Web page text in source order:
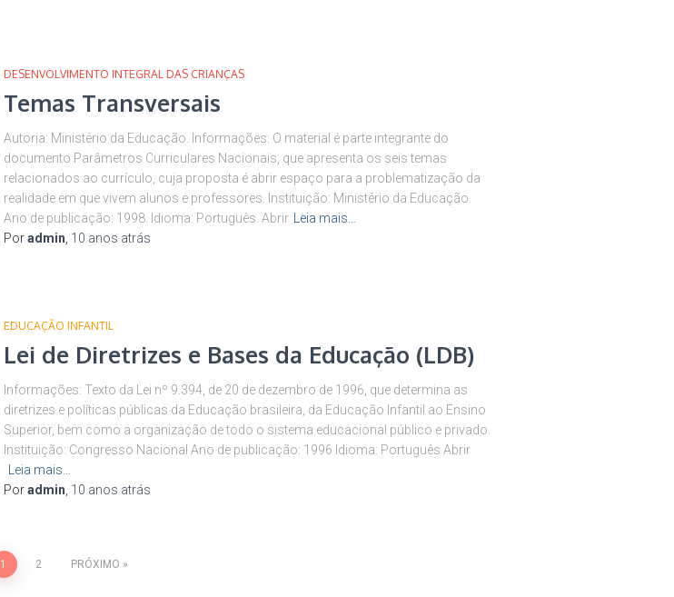
DESENVOLVIMENTO INTEGRAL DAS CRIANÇAS
Temas Transversais
Autoria: Ministério da Educação. Informações: O material é parte integrante do
documento Parâmetros Curriculares Nacionais, que apresenta os seis temas
relacionados ao currículo, cuja proposta é abrir espaço para a problematização da
realidade em que vivem alunos e professores. Instituição: Ministério da Educação.
Ano de publicação: 1998. Idioma: Português. Abrir
Leia mais…
Poradmin 10 anos atrás
EDUCAÇÃO INFANTIL
Lei de Diretrizes e Bases da Educação (LDB)
Informações: Texto da Lei nº 9.394, de 20 de dezembro de 1996, que determina as
diretrizes e políticas públicas da Educação brasileira, da Educação Infantil ao Ensino
Superior, bem como a organização de todo o sistema educacional público e privado.
Instituição: Congresso Nacional Ano de publicação: 1996 Idioma: Português Abrir
Leia mais…
Poradmin 10 anos atrás
1 2 PRÓXIMO